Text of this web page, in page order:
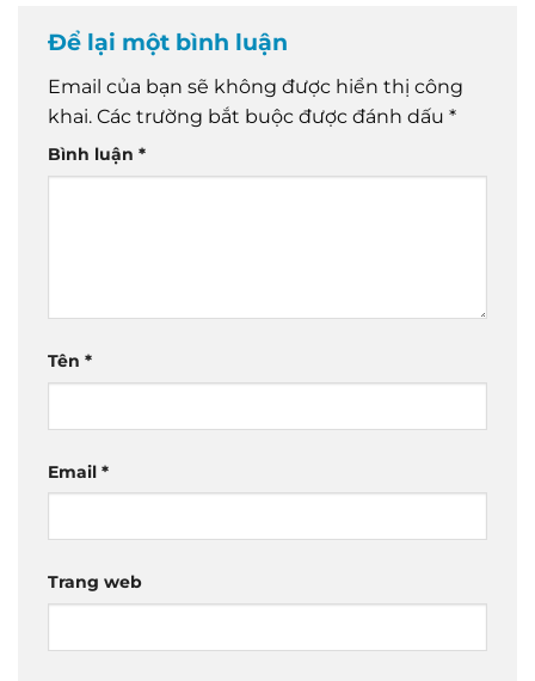
Để lại một bình luận
Email của bạn sẽ không được hiển thị công
khai. Các trường bắt buộc được đánh dấu *
Bình luận *
Tên *
Email *
Trang web